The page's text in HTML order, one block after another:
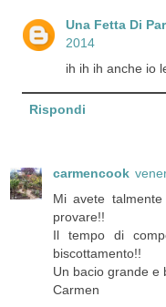
Una Fetta Di
2014
ih ih ih anche io
Rispondi
carmencook
Mi avete
provare!!
Il tempo di
biscottamento!!
Un bacio grande e
Carmen